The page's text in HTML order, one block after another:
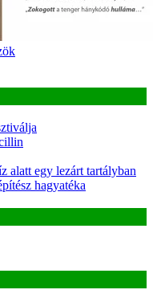
alatt egy lezárt tartályban
hagyatéka